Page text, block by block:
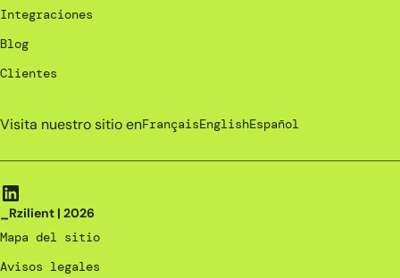
Integraciones
Blog
Clientes
Visita nuestro sitio enFrançaisEnglishEspañol
_Rzilient | 2026
Mapa del sitio
Avisos legales